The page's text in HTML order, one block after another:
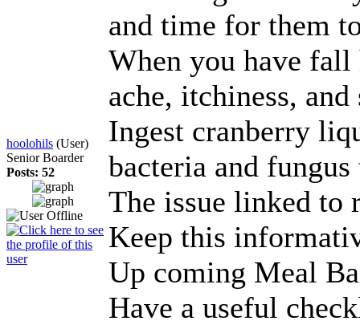
hoolohils (User)
Senior Boarder
Posts: 52
and time for them
When you have fall
ache, itchiness,
Ingest cranberry
bacteria and
The issue linked to
Keep this
Up coming Meal
Have a useful